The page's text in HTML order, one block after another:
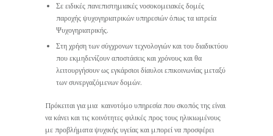
Σε ειδικές πανεπιστημιακές νοσοκομειακές δομές
παροχής ψυχογηριατρικών υπηρεσιών όπως τα ιατρεία
Ψυχογηριατρικής.
Στη χρήση των σύγχρονων τεχνολογιών και του διαδικτύου
που εκμηδενίζουν αποστάσεις και χρόνους και θα
λειτουργήσουν ως εγκάρσιοι δίαυλοι επικοινωνίας μεταξύ
των συνεργαζόμενων δομών.
Πρόκειται για μια καινοτόμο υπηρεσία που σκοπός της είναι
να κάνει και τις κοινότητες φιλικές προς τους ηλικιωμένους
με προβλήματα ψυχικής υγείας και μπορεί να προσφέρει